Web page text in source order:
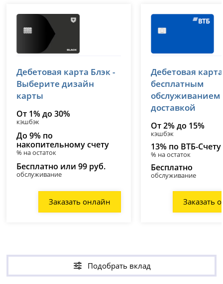
лицензия № 2673
Дебетовая карта Блэк -
Выберите дизайн
карты
От 1% до 30%
кэшбэк
До 9% по
накопительному счету
% на остаток
Бесплатно или 99 руб.
обслуживание
Заказать онлайн
лицензия № 1000
Дебетовая
бесплатным
обслуживанием
доставкой
От 2% до 15%
кэшбэк
13% по ВТБ-Счету
% на остаток
Бесплатно
обслуживание
Заказать
Подобрать вклад